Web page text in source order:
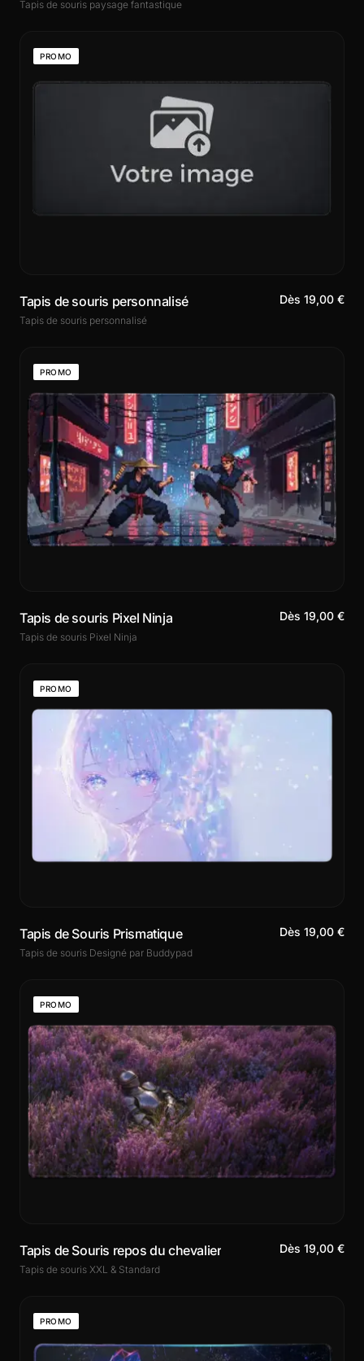
Tapis de souris paysage fantastique
PROMO
Tapis de souris personnalisé
Tapis de souris personnalisé
Dès 19,00 €
PROMO
Tapis de souris Pixel Ninja
Tapis de souris Pixel Ninja
Dès 19,00 €
PROMO
Tapis de Souris Prismatique
Tapis de souris Designé par Buddypad
Dès 19,00 €
PROMO
Tapis de Souris repos du chevalier
Tapis de souris XXL & Standard
Dès 19,00 €
PROMO